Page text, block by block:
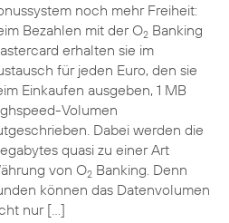
noch mehr Freiheit:
Bezahlen mit der O2Banking
erhalten sie im
für jeden Euro, den sie
Einkaufen ausgeben, 1 MB
Volumen
Dabei werden die
quasi zu einer Art
von O2Banking. Denn
können das Datenvolumen
nur […]